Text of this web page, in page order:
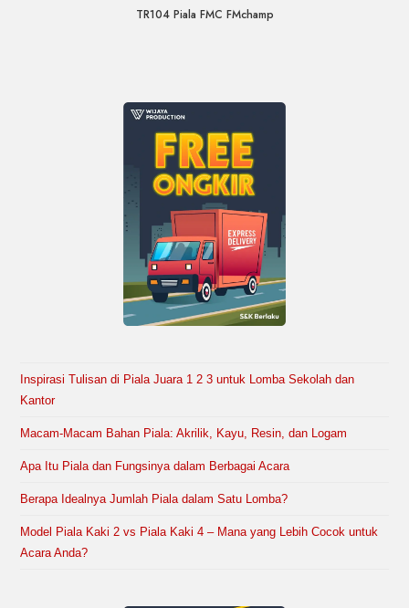
TR104 Piala FMC FMchamp
Inspirasi Tulisan di Piala Juara 1 2 3 untuk Lomba Sekolah dan
Kantor
Macam-Macam Bahan Piala: Akrilik, Kayu, Resin, dan Logam
Apa Itu Piala dan Fungsinya dalam Berbagai Acara
Berapa Idealnya Jumlah Piala dalam Satu Lomba?
Model Piala Kaki 2 vs Piala Kaki 4 – Mana yang Lebih Cocok untuk
Acara Anda?